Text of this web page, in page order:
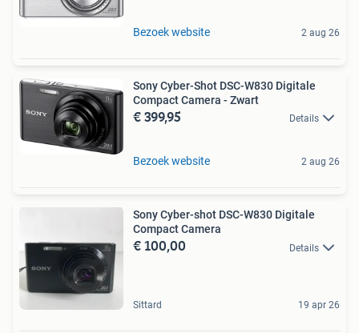
Bezoek website 2 aug 26
Sony Cyber-Shot DSC-W830 Digitale
Compact Camera - Zwart
€ 399,95 Details
Bezoek website 2 aug 26
Sony Cyber-shot DSC-W830 Digitale
Compact Camera
€ 100,00 Details
Sittard 19 apr 26